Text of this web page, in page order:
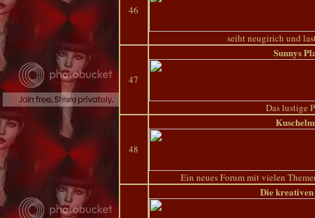
46
seiht neugirich und
47
Sunnys
Das lustige
48
Ein neues Forum mit vielen
Die